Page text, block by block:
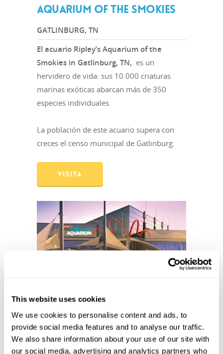
This website uses cookies
We use cookies to personalise content and ads, to
provide social media features and to analyse our traffic.
We also share information about your use of our site with
our social media, advertising and analytics partners who
AQUARIUM OF THE SMOKIES
GATLINBURG, TN
El acuario Ripley’s Aquarium of the
Smokies in Gatlinburg, TN, es un
hervidero de vida: sus 10.000 criaturas
marinas exóticas abarcan más de 350
especies individuales.
La población de este acuario supera con
creces el censo municipal de Gatlinburg.
VISITA
RIPLEY’S AQUARIUM
MYRTLE BEACH, SC